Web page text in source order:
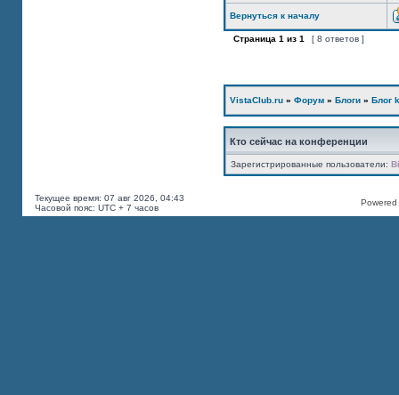
Вернуться к началу
Страница 1 из 1 [ 8 ответов ]
VistaClub.ru » Форум » Блоги » Блог
Кто сейчас на конференции
Зарегистрированные пользователи:
Текущее время: 07 авг 2026, 04:43
Часовой пояс: UTC + 7 часов